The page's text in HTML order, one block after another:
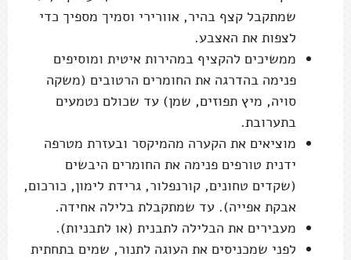
שמתקבל קצף בהיר, אוורירי וסמיך מספיך כדי
לצפות את האצבע.
ממשיכים להקציף במהירות איטית ומוסיפים
פנימה בהדרגה את החומרים הרטובים (משקה
סויה, מיץ תפוזים, שמן) עד שכולם נטמעים
בתערובת.
מוציאים את הקערה מהמיקסר ובעזרת מטרפה
ידנית טורפים פנימה את החומרים היבשים
(שקדים טחונים, קורנפלור, גרידת לימון, כורכום,
אבקת אפייה). עד שמתקבלת בלילה אחידה.
מעבירים את הבלילה לתבנית (או לתבניות).
לפני שמכניסים את העוגה לתנור, שמים בתחתית